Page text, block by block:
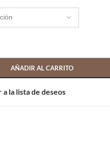
AÑADIR AL CARRITO
a la lista de deseos